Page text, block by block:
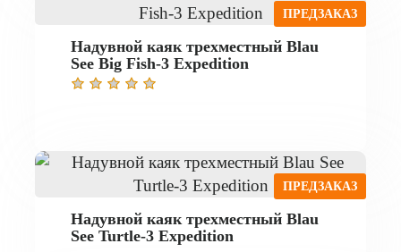
ПРЕДЗАКАЗ
Надувной каяк трехместный Blau
See Big Fish-3 Expedition
ПРЕДЗАКАЗ
Надувной каяк трехместный Blau
See Turtle-3 Expedition